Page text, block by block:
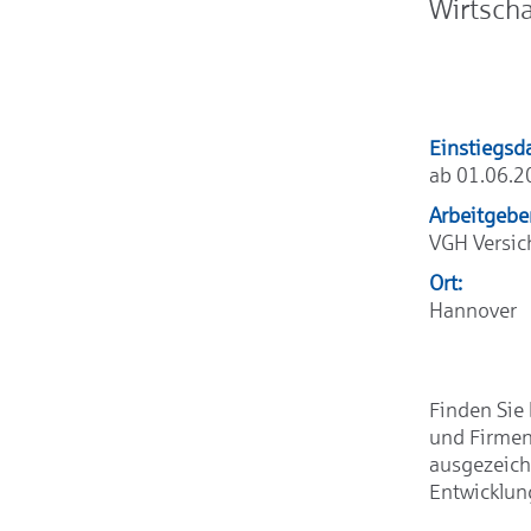
ab
VGH
Ort:
Hannover
Finden
und